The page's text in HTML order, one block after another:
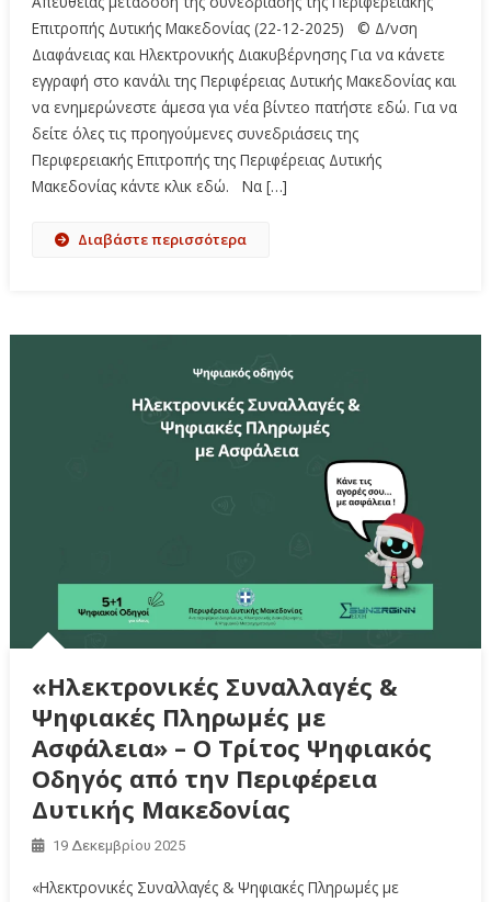
Επιτροπής Δυτικής Μακεδονίας (22-12-2025) © Δ/νση
Διαφάνειας και Ηλεκτρονικής Διακυβέρνησης Για να κάνετε
εγγραφή στο κανάλι της Περιφέρειας Δυτικής Μακεδονίας και
να ενημερώνεστε άμεσα για νέα βίντεο πατήστε εδώ. Για να
δείτε όλες τις προηγούμενες συνεδριάσεις της
Περιφερειακής Επιτροπής της Περιφέρειας Δυτικής
Μακεδονίας κάντε κλικ εδώ. Να […]
Διαβάστε περισσότερα
«Ηλεκτρονικές Συναλλαγές &
Ψηφιακές Πληρωμές με
Ασφάλεια» – Ο Τρίτος Ψηφιακός
Οδηγός από την Περιφέρεια
Δυτικής Μακεδονίας
19 Δεκεμβρίου 2025
«Ηλεκτρονικές Συναλλαγές & Ψηφιακές Πληρωμές με